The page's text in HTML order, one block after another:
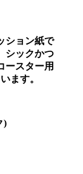
ション紙で
シックかつ
ースター用
ます。
)